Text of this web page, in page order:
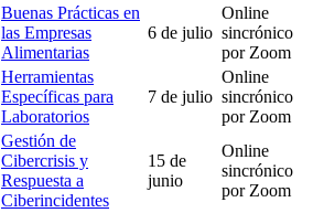
Buenas Prácticas en
las Empresas
Alimentarias
6 de julio
Online
sincrónico
por Zoom
Herramientas
Específicas para
Laboratorios
7 de julio
Online
sincrónico
por Zoom
Gestión de
Cibercrisis y
Respuesta a
Ciberincidentes
15 de
junio
Online
sincrónico
por Zoom